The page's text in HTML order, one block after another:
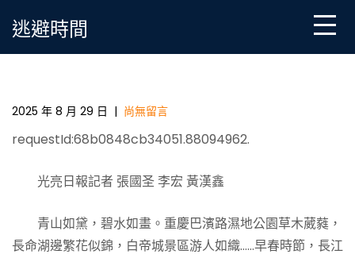
逃避時間
繪就巴渝山川新畫卷——重慶連續改良和維護長專包
2025 年 8 月 29 日 | 尚無留言
requestId:68b0848cb34051.88094962.
光亮日報記者 張國圣 李宏 黃漢鑫
青山如黛，碧水如畫。重慶巴濱路濕地公園草木葳蕤，
長命湖邊繁花似錦，白帝城景區游人如織……早春時節，長江